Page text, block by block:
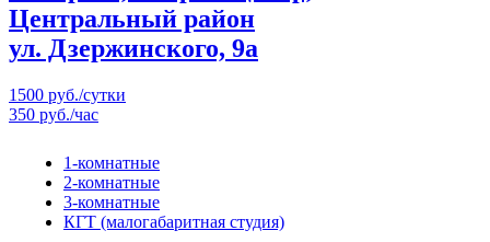
Центральный район
ул. Дзержинского, 9а
1500 руб./сутки
350 руб./час
1-комнатные
2-комнатные
3-комнатные
КГТ (малогабаритная студия)